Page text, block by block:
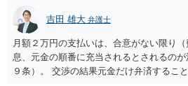
吉田 雄大 弁護士
月額２万円の支払いは、合意がない限り
息、元金の順番に充当されるとされるの
９条）。 交渉の結果元金だけ弁済するこ